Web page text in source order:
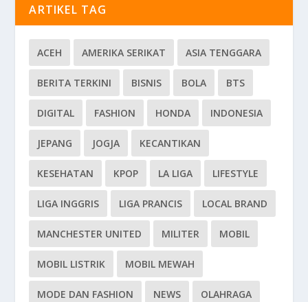
ARTIKEL TAG
ACEH AMERIKA SERIKAT ASIA TENGGARA
BERITA TERKINI BISNIS BOLA BTS
DIGITAL FASHION HONDA INDONESIA
JEPANG JOGJA KECANTIKAN
KESEHATAN KPOP LA LIGA LIFESTYLE
LIGA INGGRIS LIGA PRANCIS LOCAL BRAND
MANCHESTER UNITED MILITER MOBIL
MOBIL LISTRIK MOBIL MEWAH
MODE DAN FASHION NEWS OLAHRAGA